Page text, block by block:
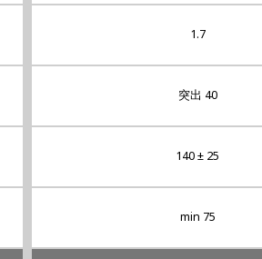
1.7
突出 40
140 ± 25
min 75